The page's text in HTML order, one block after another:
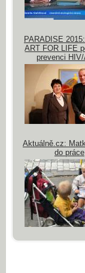
PARADISE
ART FOR LIFE
prevenci
Aktuálně.cz:
do práce